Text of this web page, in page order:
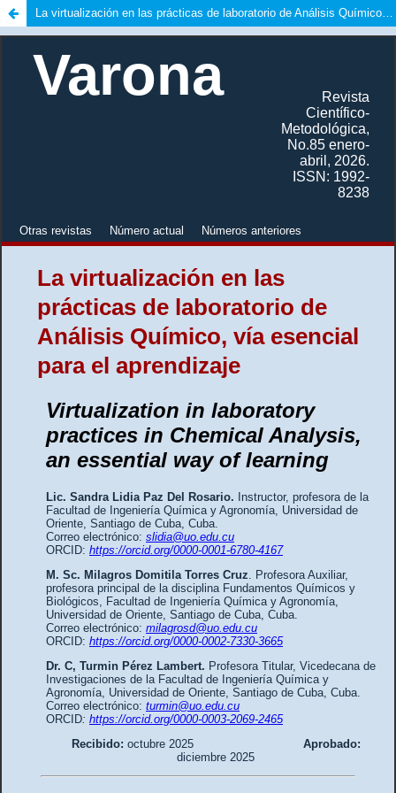
La virtualización en las prácticas de laboratorio de Análisis Químico, vía esencial para el aprendizaje